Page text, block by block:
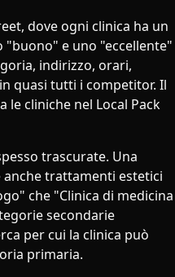
dove ogni clinica ha un
"buono" e uno "eccellente"
indirizzo, orari,
quasi tutti i competitor. Il
le cliniche nel Local Pack
trascurate. Una
trattamenti estetici
che "Clinica di medicina
secondarie
per cui la clinica può
primaria.